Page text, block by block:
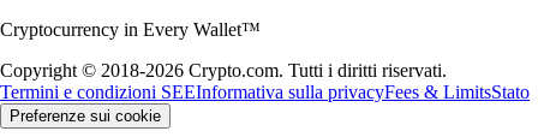
Cryptocurrency in Every Wallet™
Copyright © 2018-2026 Crypto.com. Tutti i diritti riservati.
Termini e condizioni SEEInformativa sulla privacyFees & LimitsStato
Preferenze sui cookie